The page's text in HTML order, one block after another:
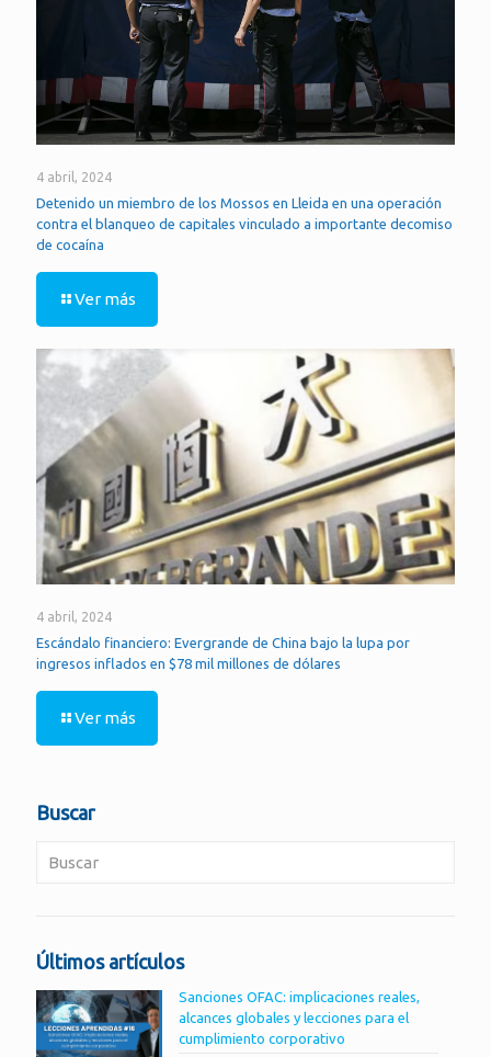
4 abril, 2024
Detenido un miembro de los Mossos en Lleida en una operación
contra el blanqueo de capitales vinculado a importante decomiso
de cocaína
Ver más
4 abril, 2024
Escándalo financiero: Evergrande de China bajo la lupa por
ingresos inflados en $78 mil millones de dólares
Ver más
Buscar
Últimos artículos
Sanciones OFAC: implicaciones reales,
alcances globales y lecciones para el
cumplimiento corporativo